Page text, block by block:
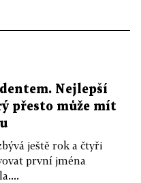
Nejlepší
přesto může mít
ještě rok a čtyři
první jména